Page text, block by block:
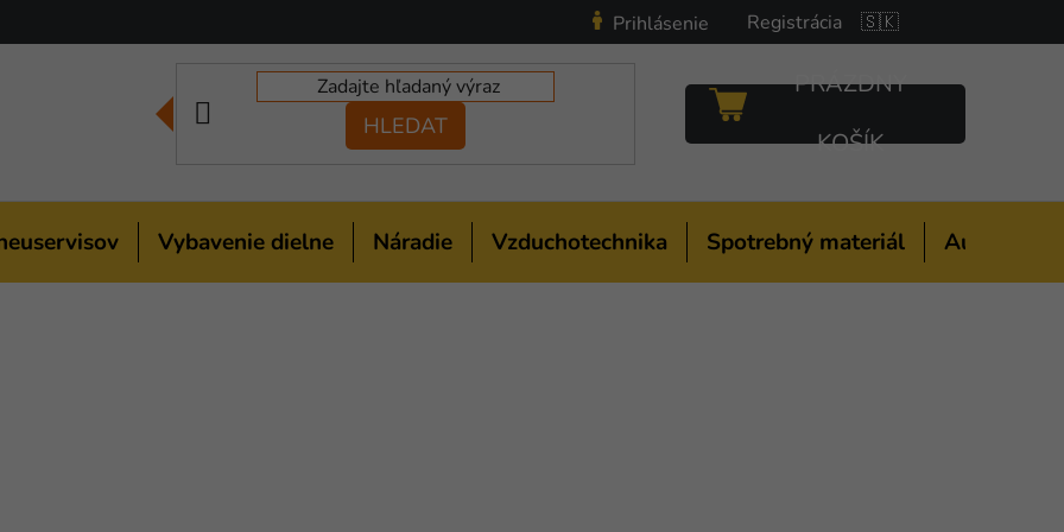
Prihlásenie Registrácia 🇸🇰
HLEDAT
NÁKUPNÝ
KOŠÍK
PRÁZDNY
KOŠÍK
Vybavenie dielne Náradie Vzduchotechnika Spotrebný materiál Auto-moto